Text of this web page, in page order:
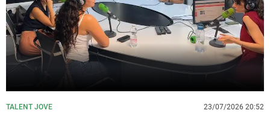
La rosa de los vientos
Gente viajera
Como el perro y el
Caso
Retornados
Equipo de
Operación Viuda
Extremadura
Galicia
La Rioja
Navarra
País Vasco
Virales
Televisión
Elecciones
TALENT JOVE 23/07/2026 20:52